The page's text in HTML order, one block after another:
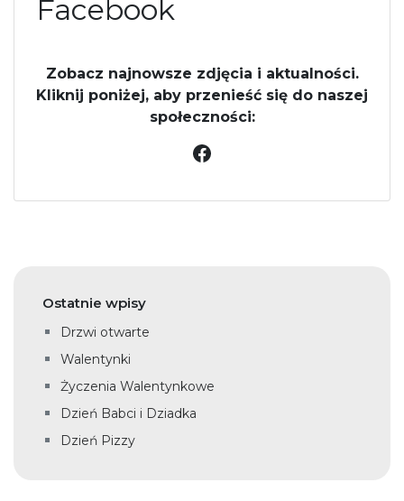
Facebook
Zobacz najnowsze zdjęcia i aktualności.
Kliknij poniżej, aby przenieść się do naszej
społeczności:
Facebook
Ostatnie wpisy
Drzwi otwarte
Walentynki
Życzenia Walentynkowe
Dzień Babci i Dziadka
Dzień Pizzy